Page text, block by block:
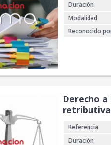
Duración
Modalidad
Reconocido
Derecho
retributiva
Referencia
Duración